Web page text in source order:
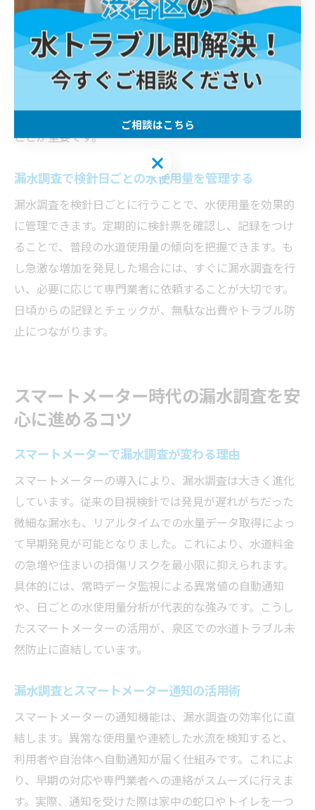
検針日直前には、家庭で簡単にできる漏水調査を実施し
ましょう。全ての蛇口や給水設備を閉じた状態で水道メ
ーターを観察し、メーターが動いていないかを確認しま
す。動いていれば、どこかで水が漏れている可能性があ
ります。さらに、トイレタンクや屋外の蛇口、給湯器周
辺もチェックし、小さな水滴や湿り気がないか確認する
ことが重要です。
漏水調査で検針日ごとの水使用量を管理する
漏水調査を検針日ごとに行うことで、水使用量を効果的
に管理できます。定期的に検針票を確認し、記録をつけ
ることで、普段の水道使用量の傾向を把握できます。も
し急激な増加を発見した場合には、すぐに漏水調査を行
い、必要に応じて専門業者に依頼することが大切です。
日頃からの記録とチェックが、無駄な出費やトラブル防
止につながります。
スマートメーター時代の漏水調査を安
心に進めるコツ
スマートメーターで漏水調査が変わる理由
スマートメーターの導入により、漏水調査は大きく進化
しています。従来の目視検針では発見が遅れがちだった
微細な漏水も、リアルタイムでの水量データ取得によっ
て早期発見が可能となりました。これにより、水道料金
の急増や住まいの損傷リスクを最小限に抑えられます。
具体的には、常時データ監視による異常値の自動通知
や、日ごとの水使用量分析が代表的な強みです。こうし
たスマートメーターの活用が、泉区での水道トラブル未
然防止に直結しています。
漏水調査とスマートメーター通知の活用術
スマートメーターの通知機能は、漏水調査の効率化に直
結します。異常な使用量や連続した水流を検知すると、
利用者や自治体へ自動通知が届く仕組みです。これによ
り、早期の対応や専門業者への連絡がスムーズに行えま
す。実際、通知を受けた際は家中の蛇口やトイレを一つ
ご相談はこちら
ご相談はこちら